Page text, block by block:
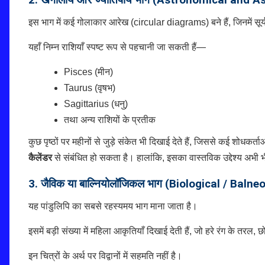
इस भाग में कई गोलाकार आरेख (circular diagrams) बने हैं, जिनमें
यहाँ निम्न राशियाँ स्पष्ट रूप से पहचानी जा सकती हैं—
Pisces (मीन)
Taurus (वृषभ)
Sagittarius (धनु)
तथा अन्य राशियों के प्रतीक
कुछ पृष्ठों पर महीनों से जुड़े संकेत भी दिखाई देते हैं, जिससे कई
कैलेंडरसे संबंधित हो सकता है। हालांकि, इसका वास्तविक उद्देश्य अभी
3. जैविक या बाल्नियोलॉजिकल भाग (Biological /
यह पांडुलिपि का सबसे रहस्यमय भाग माना जाता है।
इसमें बड़ी संख्या में महिला आकृतियाँ दिखाई देती हैं, जो हरे रंग के तरल,
इन चित्रों के अर्थ पर विद्वानों में सहमति नहीं है।